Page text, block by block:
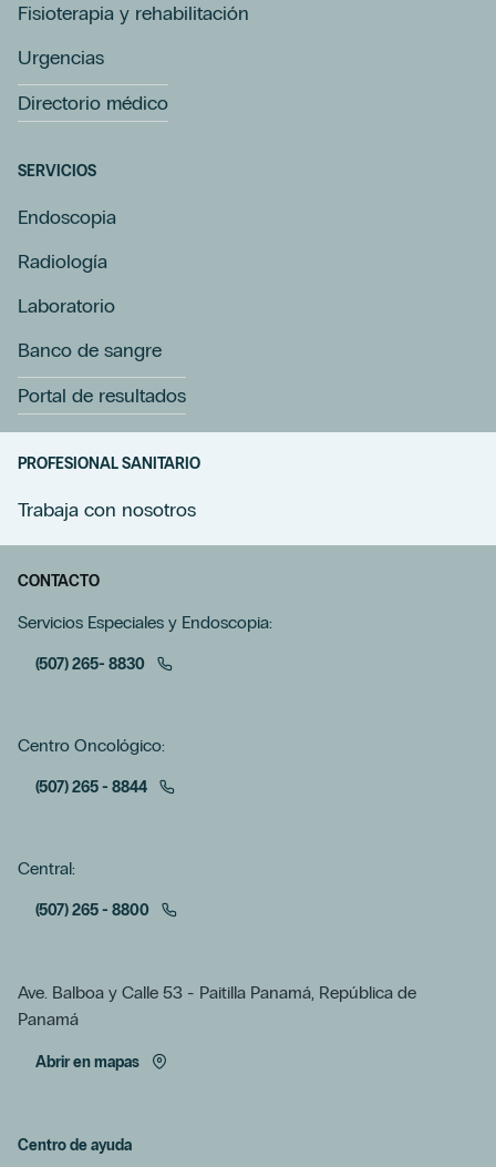
Fisioterapia y rehabilitación
Urgencias
Directorio médico
SERVICIOS
Endoscopia
Radiología
Laboratorio
Banco de sangre
Portal de resultados
PROFESIONAL SANITARIO
Trabaja con nosotros
CONTACTO
Servicios Especiales y Endoscopia:
(507) 265- 8830
Centro Oncológico:
(507) 265 - 8844
Central:
(507) 265 - 8800
Ave. Balboa y Calle 53 - Paitilla Panamá, República de
Panamá
Abrir en mapas
Centro de ayuda